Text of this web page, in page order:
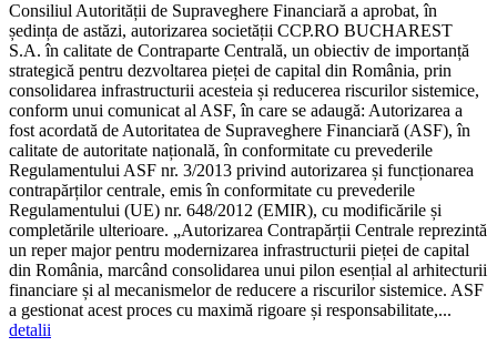
Consiliul Autorității de Supraveghere Financiară a aprobat, în
ședința de astăzi, autorizarea societății CCP.RO BUCHAREST
S.A. în calitate de Contraparte Centrală, un obiectiv de importanță
strategică pentru dezvoltarea pieței de capital din România, prin
consolidarea infrastructurii acesteia și reducerea riscurilor sistemice,
conform unui comunicat al ASF, în care se adaugă: Autorizarea a
fost acordată de Autoritatea de Supraveghere Financiară (ASF), în
calitate de autoritate națională, în conformitate cu prevederile
Regulamentului ASF nr. 3/2013 privind autorizarea și funcționarea
contrapărților centrale, emis în conformitate cu prevederile
Regulamentului (UE) nr. 648/2012 (EMIR), cu modificările și
completările ulterioare. „Autorizarea Contrapărții Centrale reprezintă
un reper major pentru modernizarea infrastructurii pieței de capital
din România, marcând consolidarea unui pilon esențial al arhitecturii
financiare și al mecanismelor de reducere a riscurilor sistemice. ASF
a gestionat acest proces cu maximă rigoare și responsabilitate,...
detalii